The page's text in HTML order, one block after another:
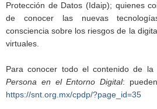
Protección de Datos (Idaip); quienes
de conocer las nuevas
consciencia sobre los riesgos de la
virtuales.
Para conocer todo el contenido de la
Persona en el Entorno Digital:
https://snt.org.mx/cpdp/?page_id=35